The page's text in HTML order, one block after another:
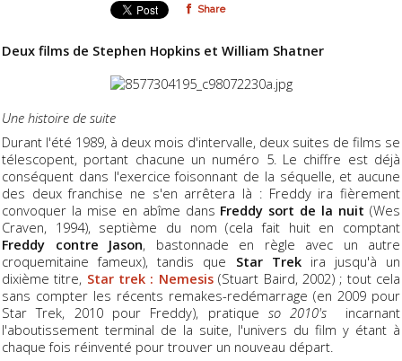
Share
Deux films de Stephen Hopkins et William Shatner
Une histoire de suite
Durant l'été 1989, à deux mois d'intervalle, deux suites de films se
télescopent, portant chacune un numéro 5. Le chiffre est déjà
conséquent dans l'exercice foisonnant de la séquelle, et aucune
des deux franchise ne s'en arrêtera là : Freddy ira fièrement
convoquer la mise en abîme dans Freddy sort de la nuit (Wes
Craven, 1994), septième du nom (cela fait huit en comptant
Freddy contre Jason, bastonnade en règle avec un autre
croquemitaine fameux), tandis que Star Trekira jusqu'à un
dixième titre, Star trek : Nemesis(Stuart Baird, 2002) ; tout cela
sans compter les récents remakes-redémarrage (en 2009 pour
Star Trek, 2010 pour Freddy), pratique so 2010's incarnant
l'aboutissement terminal de la suite, l'univers du film y étant à
chaque fois réinventé pour trouver un nouveau départ.